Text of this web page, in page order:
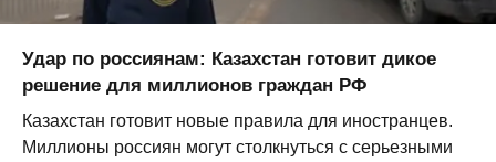
Удар по россиянам: Казахстан готовит дикое
решение для миллионов граждан РФ
Казахстан готовит новые правила для иностранцев.
Миллионы россиян могут столкнуться с серьезными